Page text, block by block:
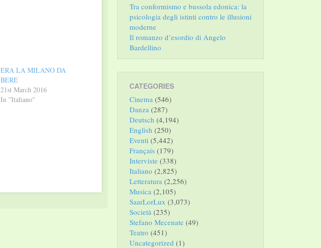
ERA LA MILANO DA
BERE
21st March 2016
In "Italiano"
Tra conformismo e bussola edonica: la
psicologia degli istinti contro le illusioni
moderne
Il romanzo d’esordio di Angelo
Bardellino
CATEGORIES
Cinema (546)
Danza (287)
Deutsch (4,194)
English (250)
Eventi (5,442)
Français (179)
Interviste (338)
Italiano (2,825)
Letteratura (2,256)
Musica (2,105)
SaarLorLux (3,073)
Società (235)
Stefano Mecenate (49)
Teatro (451)
Uncategorized (1)